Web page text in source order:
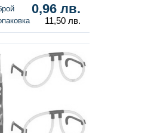
0,96 лв.
11,50 лв.